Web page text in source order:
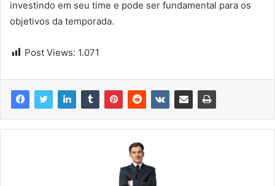
investindo em seu time e pode ser fundamental para os
objetivos da temporada.
Post Views: 1.071